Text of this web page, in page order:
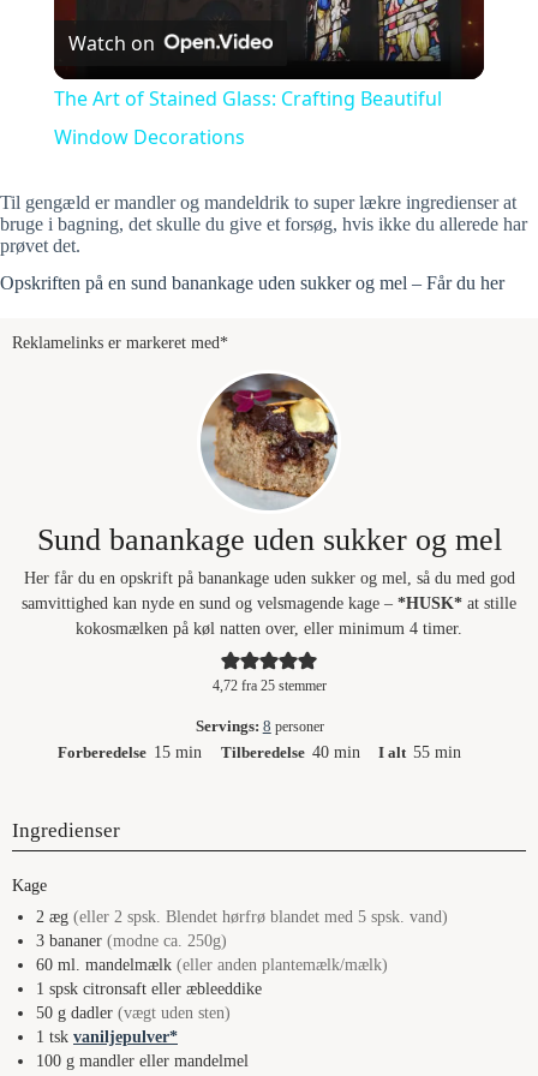
y
V
d
e
o
Watch on
The Art of Stained Glass: Crafting Beautiful
Window Decorations
Til gengæld er mandler og mandeldrik to super lækre ingredienser at
bruge i bagning, det skulle du give et forsøg, hvis ikke du allerede har
prøvet det.
Opskriften på en sund banankage uden sukker og mel – Får du her
Reklamelinks er markeret med*
Sund banankage uden sukker og mel
Her får du en opskrift på banankage uden sukker og mel, så du med god
samvittighed kan nyde en sund og velsmagende kage – *HUSK* at stille
kokosmælken på køl natten over, eller minimum 4 timer.
4,72fra 25stemmer
Servings: 8 personer
Forberedelse 15minutter
min Tilberedelse 40minutter
min I alt 55minutter
min
Ingredienser
Kage
2 æg (eller 2 spsk. Blendet hørfrø blandet med 5 spsk. vand)
3 bananer (modne ca. 250g)
60 ml. mandelmælk (eller anden plantemælk/mælk)
1 spsk citronsaft eller æbleeddike
50 g dadler (vægt uden sten)
1 tsk vaniljepulver
100 g mandler eller mandelmel